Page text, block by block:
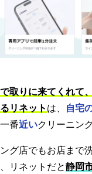
取りに来てくれて
リネット は、
自宅
一番近いクリーニン
グ店でもお店まで
リネットだと静岡